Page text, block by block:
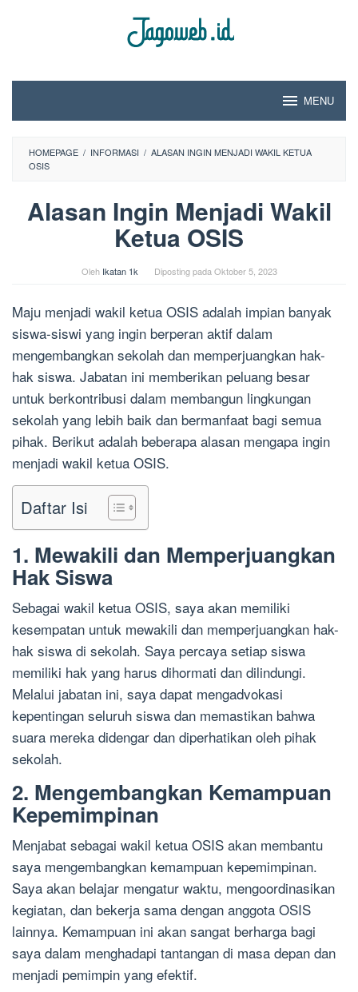
MENU
HOMEPAGE / INFORMASI / ALASAN INGIN MENJADI WAKIL KETUA
OSIS
Alasan Ingin Menjadi Wakil
Ketua OSIS
Oleh Ikatan 1k Diposting pada Oktober 5, 2023
Maju menjadi wakil ketua OSIS adalah impian banyak
siswa-siswi yang ingin berperan aktif dalam
mengembangkan sekolah dan memperjuangkan hak-
hak siswa. Jabatan ini memberikan peluang besar
untuk berkontribusi dalam membangun lingkungan
sekolah yang lebih baik dan bermanfaat bagi semua
pihak. Berikut adalah beberapa alasan mengapa ingin
menjadi wakil ketua OSIS.
Daftar Isi
1. Mewakili dan Memperjuangkan
Hak Siswa
Sebagai wakil ketua OSIS, saya akan memiliki
kesempatan untuk mewakili dan memperjuangkan hak-
hak siswa di sekolah. Saya percaya setiap siswa
memiliki hak yang harus dihormati dan dilindungi.
Melalui jabatan ini, saya dapat mengadvokasi
kepentingan seluruh siswa dan memastikan bahwa
suara mereka didengar dan diperhatikan oleh pihak
sekolah.
2. Mengembangkan Kemampuan
Kepemimpinan
Menjabat sebagai wakil ketua OSIS akan membantu
saya mengembangkan kemampuan kepemimpinan.
Saya akan belajar mengatur waktu, mengoordinasikan
kegiatan, dan bekerja sama dengan anggota OSIS
lainnya. Kemampuan ini akan sangat berharga bagi
saya dalam menghadapi tantangan di masa depan dan
menjadi pemimpin yang efektif.